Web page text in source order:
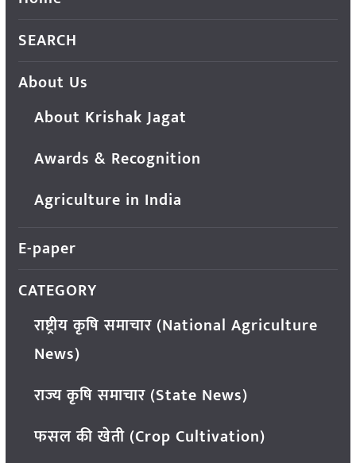
SEARCH
About Us
About Krishak Jagat
Awards & Recognition
Agriculture in India
E-paper
CATEGORY
राष्ट्रीय कृषि समाचार (National Agriculture
News)
राज्य कृषि समाचार (State News)
फसल की खेती (Crop Cultivation)